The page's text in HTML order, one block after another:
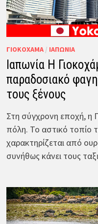
ΓΙΟΚΟΧΆΜΑ/ ΙΑΠΩΝΊΑ
Ιαπωνία Η
παραδοσιακό
τους ξένους
Στη σύγχρονη εποχή, η
πόλη. Το αστικό τοπίο
χαρακτηρίζεται από
συνήθως κάνει τους